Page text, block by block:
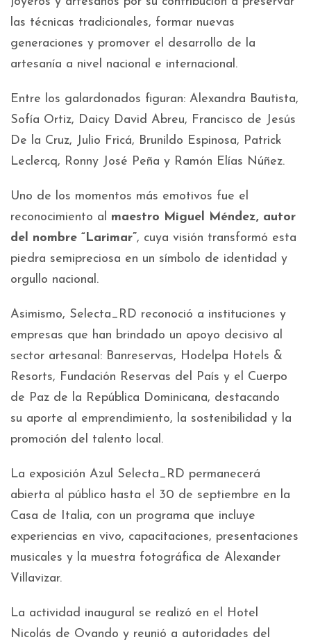
las técnicas tradicionales, formar nuevas
generaciones y promover el desarrollo de la
artesanía a nivel nacional e internacional.
Entre los galardonados figuran: Alexandra Bautista,
Sofía Ortiz, Daicy David Abreu, Francisco de Jesús
De la Cruz, Julio Fricá, Brunildo Espinosa, Patrick
Leclercq, Ronny José Peña y Ramón Elías Núñez.
Uno de los momentos más emotivos fue el
reconocimiento al maestro Miguel Méndez, autor
del nombre “Larimar”, cuya visión transformó esta
piedra semipreciosa en un símbolo de identidad y
orgullo nacional.
Asimismo, Selecta_RD reconoció a instituciones y
empresas que han brindado un apoyo decisivo al
sector artesanal: Banreservas, Hodelpa Hotels &
Resorts, Fundación Reservas del País y el Cuerpo
de Paz de la República Dominicana, destacando
su aporte al emprendimiento, la sostenibilidad y la
promoción del talento local.
La exposición Azul Selecta_RD permanecerá
abierta al público hasta el 30 de septiembre en la
Casa de Italia, con un programa que incluye
experiencias en vivo, capacitaciones, presentaciones
musicales y la muestra fotográfica de Alexander
Villavizar.
La actividad inaugural se realizó en el Hotel
Nicolás de Ovando y reunió a autoridades del